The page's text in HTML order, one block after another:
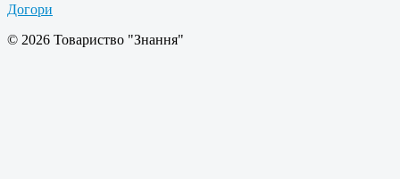
Догори
© 2026 Товариство "Знання"